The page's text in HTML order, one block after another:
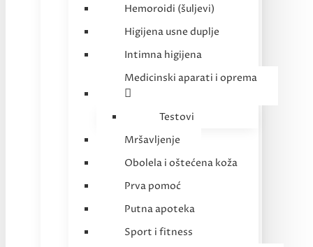
Hemoroidi (šuljevi)
Higijena usne duplje
Intimna higijena
Medicinski aparati i oprema
Testovi
Mršavljenje
Obolela i oštećena koža
Prva pomoć
Putna apoteka
Sport i fitness